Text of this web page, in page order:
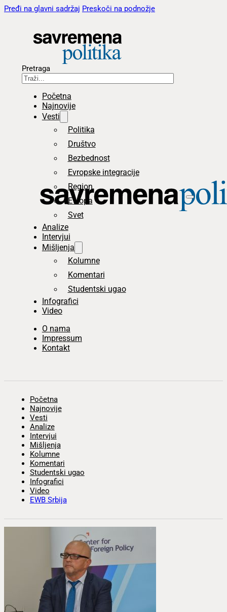
Pređi na glavni sadržaj Preskoči na podnožje
Pretraga
Početna
Najnovije
Vesti
Politika
Društvo
Bezbednost
Evropske integracije
Region
Evropa
Svet
Analize
Intervjui
Mišljenja
Kolumne
Komentari
Studentski ugao
Infografici
Video
O nama
Impressum
Kontakt
Početna
Najnovije
Vesti
Analize
Intervjui
Mišljenja
Kolumne
Komentari
Studentski ugao
Infografici
Video
EWB Srbija